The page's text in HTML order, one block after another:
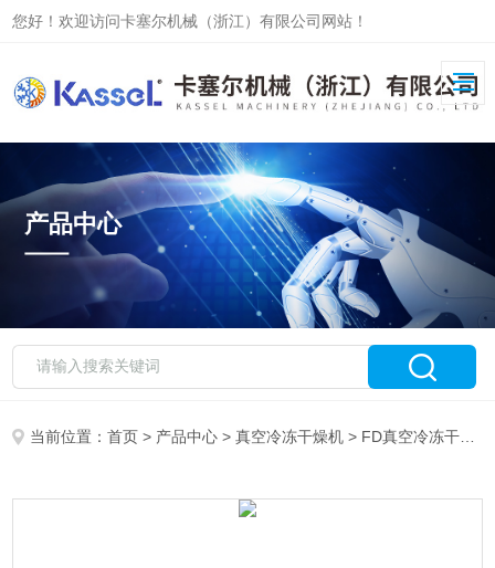
您好！欢迎访问卡塞尔机械（浙江）有限公司网站！
产品中心
当前位置：首页 > 产品中心 >真空冷冻干燥机 > FD真空冷冻干燥机